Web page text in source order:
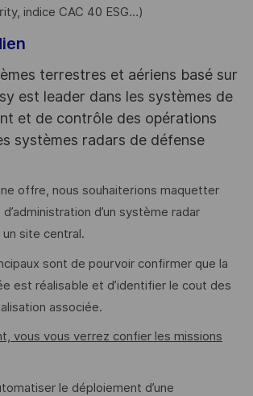
indice CAC 40 ESG…)
terrestres et aériens basé sur
est leader dans les systèmes de
et de contrôle des opérations
systèmes radars de défense
offre, nous souhaiterions maquetter
d’un système radar
site central.
sont de pourvoir confirmer que la
est réalisable et d’identifier le cout des
associée.
vous vous verrez confier les missions
le déploiement d’une